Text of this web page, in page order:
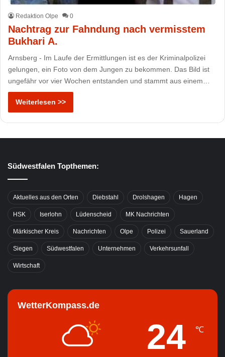
Redaktion Olpe 0
Nachtrag zur Fahndung nach vermisstem
Bukhari A.
Arnsberg - Im Laufe der Ermittlungen ist es der Kriminalpolizei
gelungen, ein Foto von dem Jungen zu bekommen. Das Bild ist
ungefähr vor vier Wochen entstanden und stammt aus einem…
Weiterlesen >>
Südwestfalen Topthemen:
Aktuelles aus den Orten Diebstahl Drolshagen Hagen
HSK Iserlohn Lüdenscheid MK Nachrichten
Märkischer Kreis Nachrichten Olpe Polizei Sauerland
Siegen Südwestfalen Unternehmen Verkehrsunfall
Wirtschaft
WetterKompass.de
24 ℃